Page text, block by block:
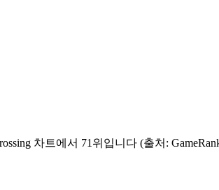
차트에서 71위입니다 (출처: